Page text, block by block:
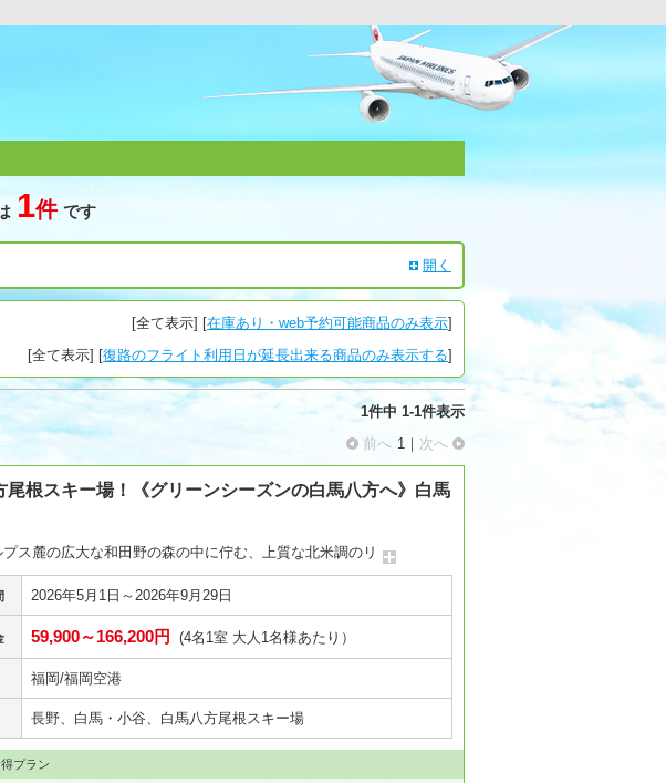
1件 です
開く
[全て表示] [在庫あり・web予約可能商品のみ表示]
[全て表示] [復路のフライト利用日が延長出来る商品のみ表示する]
1件中 1-1件表示
前へ 1｜ 次へ
尾根スキー場！《グリーンシーズンの白馬八方へ》白馬
プス麓の広大な和田野の森の中に佇む、上質な北米調のリ
2026年5月1日～2026年9月29日
59,900～166,200円 (4名1室 大人1名様あたり）
福岡/福岡空港
長野、白馬・小谷、白馬八方尾根スキー場
プラン